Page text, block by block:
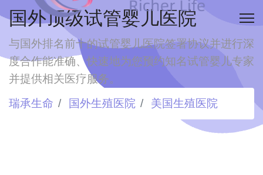
国外顶级试管婴儿医院
与国外排名前十的试管婴儿医院签署协议并进行深
度合作能准确、快速地为您预约知名试管婴儿专家
并提供相关医疗服务。
瑞承生命
国外生殖医院 美国生殖医院